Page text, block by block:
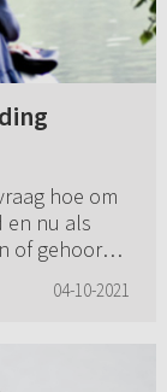
hoe om
en nu als
of gehoord
04-10-2021